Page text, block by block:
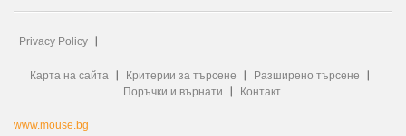
Privacy Policy
Карта на сайта Критерии за търсене
Разширено търсене
Поръчки и върнати
Контакт
www.mouse.bg